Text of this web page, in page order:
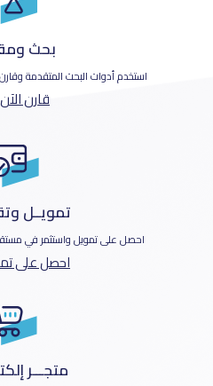
بحث
استخدم أدوات البحث المتقدمة وقارن
قارن الآن
تمويــل
احصل على تمويل واستثمر في
احصل على
متجـــر